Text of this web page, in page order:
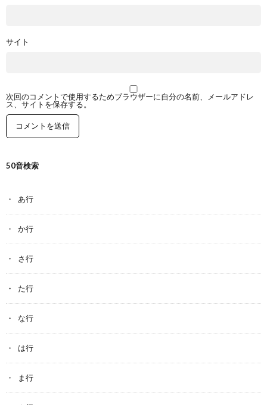
サイト
次回のコメントで使用するためブラウザーに自分の名前、メールアドレ
ス、サイトを保存する。
50音検索
あ行
か行
さ行
た行
な行
は行
ま行